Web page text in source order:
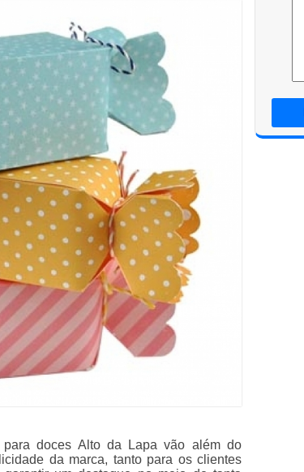
para doces Alto da Lapa vão além do
da marca, tanto para os clientes